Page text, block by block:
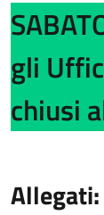
gli
chiusi
Allegati: